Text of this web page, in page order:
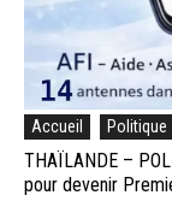
Accueil Politique
THAÏLANDE –
pour devenir